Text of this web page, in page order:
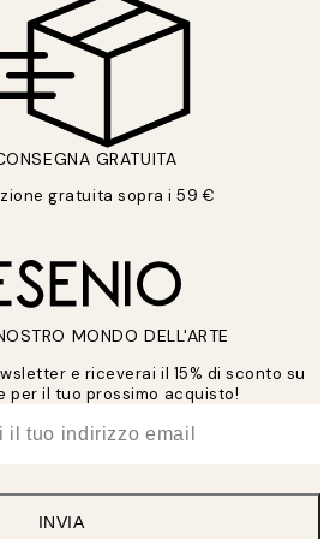
GRATUITA
gratuita sopra i 59 €
MONDO DELL'ARTE
e riceverai il 15% di sconto su
per il tuo prossimo acquisto!
INVIA